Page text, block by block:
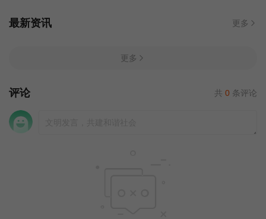
最新资讯 更多
更多
评论 共 0 条评论